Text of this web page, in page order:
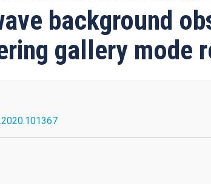
background
gallery mode